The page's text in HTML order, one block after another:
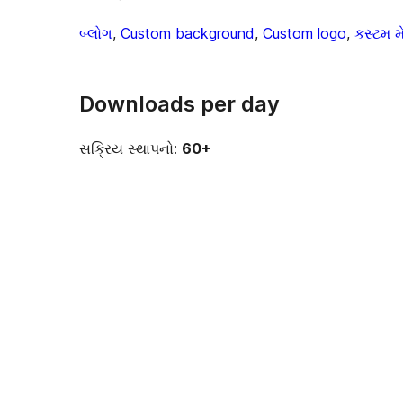
બ્લોગ, Custom background, Custom logo, કસ્ટમ
Downloads per day
સક્રિય સ્થાપનો: 60+